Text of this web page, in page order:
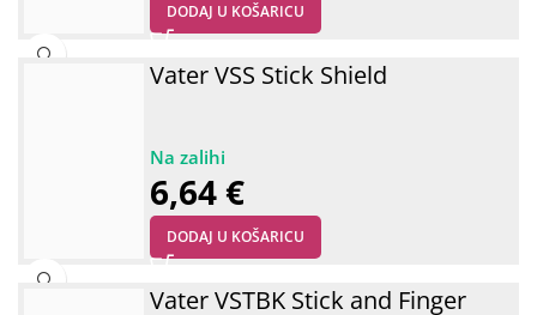
DODAJ U KOŠARICU
Vater VSS Stick Shield
6,64 €
DODAJ U KOŠARICU
Vater VSTBK Stick and Finger